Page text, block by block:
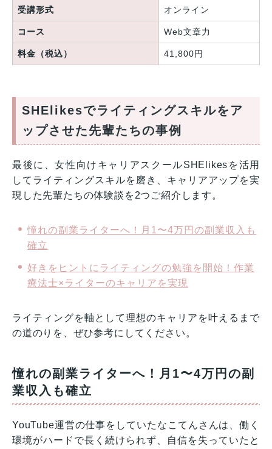
受講形式 オンライン
コース Web文章力
料金（税込） 41,800円
SHElikesでライティングスキルをア
ップさせた先輩たちの事例
最後に、女性向けキャリアスクールSHElikesを活用
してライティングスキルを磨き、キャリアアップを実
現した先輩たちの体験談を2つご紹介します。
憧れの副業ライターへ！月1〜4万円の副業収入も
確立
好きをヒントにライティングの勉強を開始！作業
療法士×ライターのキャリアを実現
ライティングを軸として理想のキャリアを叶えるまで
の道のりを、ぜひ参考にしてください。
憧れの副業ライターへ！月1〜4万円の副
業収入も確立
YouTube運営の仕事をしていたなこてんさんは、働く
環境がハードで長く続けられず、自信を失っていたと